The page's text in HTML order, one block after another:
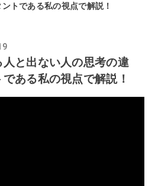
トである私の視点で解説！
と出ない人の思考の違
ある私の視点で解説！